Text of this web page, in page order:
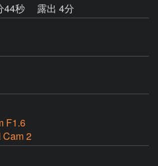
44秒
露出 4分
F1.6
Cam 2